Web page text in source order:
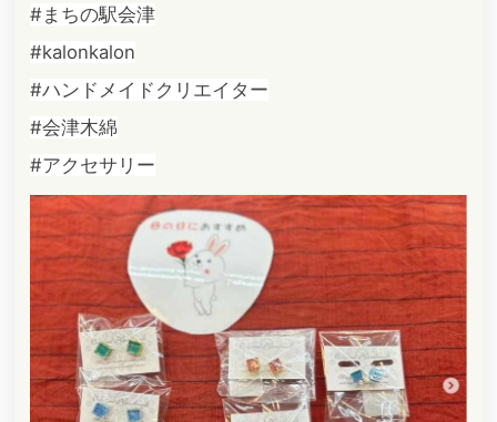
#まちの駅会津
#kalonkalon
#ハンドメイドクリエイター
#会津木綿
#アクセサリー